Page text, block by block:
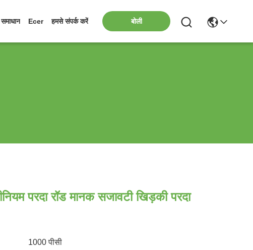
समाधान Ecer हमसे संपर्क करें बोली
परदा रॉड मानक सजावटी खिड़की परदा
1000 पीसी